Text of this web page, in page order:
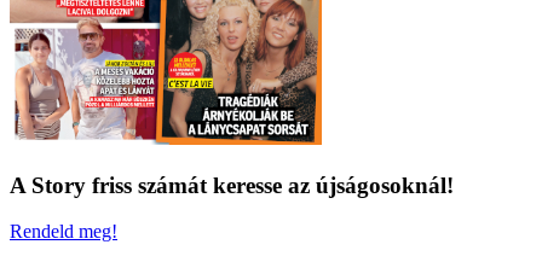
A Story friss számát keresse az újságosoknál!
Rendeld meg!